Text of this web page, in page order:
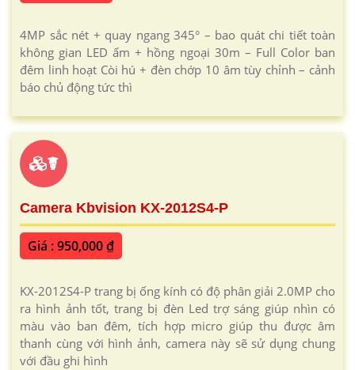
4MP sắc nét + quay ngang 345° – bao quát chi tiết toàn
không gian LED ấm + hồng ngoại 30m – Full Color ban
đêm linh hoạt Còi hú + đèn chớp 10 âm tùy chỉnh – cảnh
báo chủ động tức thì
☤
Camera Kbvision KX-2012S4-P
Giá : 950,000 ₫
KX-2012S4-P trang bị ống kính có độ phân giải 2.0MP cho
ra hình ảnh tốt, trang bị đèn Led trợ sáng giúp nhìn có
màu vào ban đêm, tích hợp micro giúp thu được âm
thanh cùng với hình ảnh, camera này sẽ sử dụng chung
với đầu ghi hình